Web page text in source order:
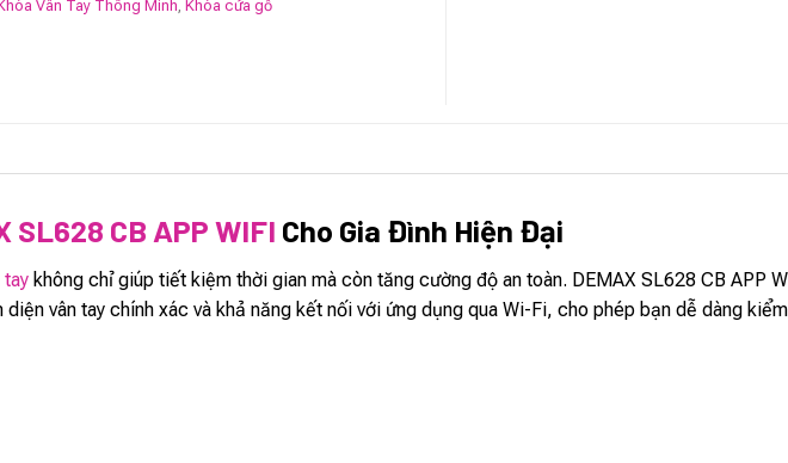
Vân Tay Thông Minh,Khóa cửa gỗ
SL628 CB APP WIFI Cho Gia Đình Hiện Đại
tay không chỉ giúp tiết kiệm thời gian mà còn tăng cường độ an toàn. DEMAX SL628 CB APP
vân tay chính xác và khả năng kết nối với ứng dụng qua Wi-Fi, cho phép bạn dễ dàng